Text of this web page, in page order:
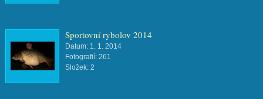
Sportovní rybolov 2014
Datum: 1. 1. 2014
Fotografií: 261
Složek: 2